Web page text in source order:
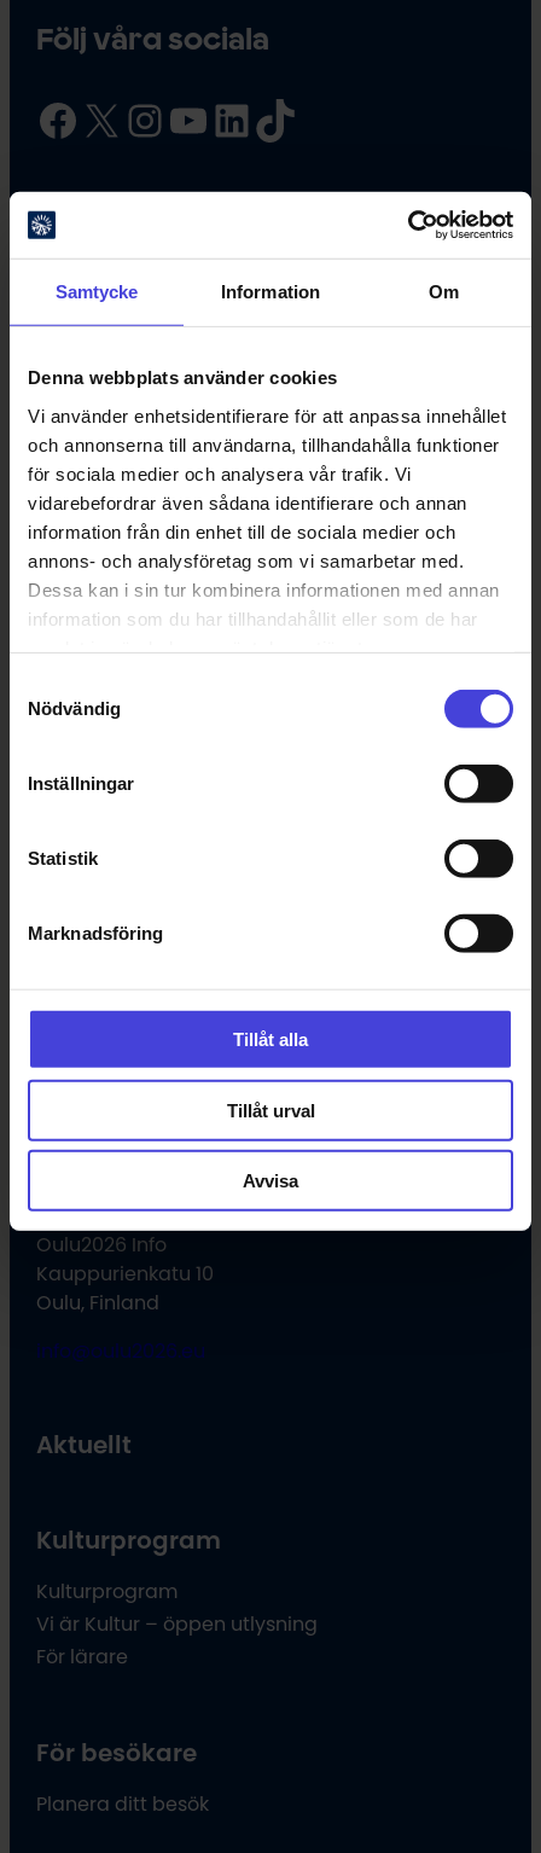
Samtycke Information Om
Denna webbplats använder cookies
Vi använder enhetsidentifierare för att anpassa innehållet
och annonserna till användarna, tillhandahålla funktioner
för sociala medier och analysera vår trafik. Vi
vidarebefordrar även sådana identifierare och annan
information från din enhet till de sociala medier och
annons- och analysföretag som vi samarbetar med.
Dessa kan i sin tur kombinera informationen med annan
information som du har tillhandahållit eller som de har
Nödvändig
Inställningar
Statistik
Marknadsföring
Tillåt alla
Tillåt urval
Avvisa
Följ våra sociala
Facebook X InstagramYouTube LinkedIn TikTok
Uleåborgs kulturstiftelse
Oulu2026 Info
Kauppurienkatu 10
Oulu, Finland
info@oulu2026.eu
Aktuellt
Kulturprogram
Kulturprogram
Vi är Kultur – öppen utlysning
För lärare
För besökare
Planera ditt besök